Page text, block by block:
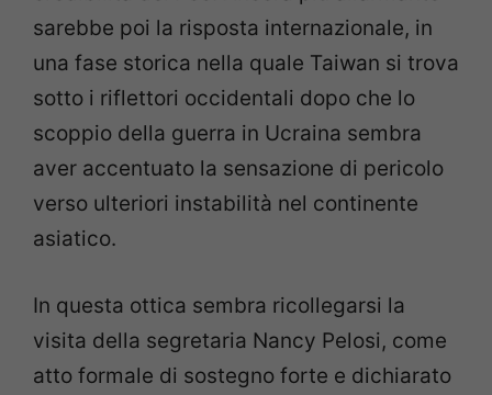
sarebbe poi la risposta internazionale, in
una fase storica nella quale Taiwan si trova
sotto i riflettori occidentali dopo che lo
scoppio della guerra in Ucraina sembra
aver accentuato la sensazione di pericolo
verso ulteriori instabilità nel continente
asiatico.
In questa ottica sembra ricollegarsi la
visita della segretaria Nancy Pelosi, come
atto formale di sostegno forte e dichiarato